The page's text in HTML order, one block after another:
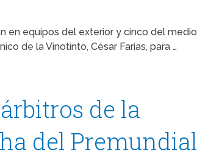
en equipos del exterior y cinco del medio
de la Vinotinto, César Farías, para …
de la
del Premundial